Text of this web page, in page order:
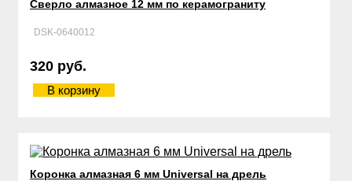
Сверло алмазное 12 мм по керамограниту
DSK-0640012
320 руб.
В корзину
Коронка алмазная 6 мм Universal на дрель